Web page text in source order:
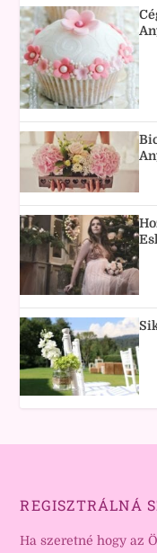
REGISZTRÁLNÁ
Ha szeretné hogy az